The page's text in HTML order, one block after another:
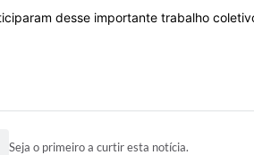
desse importante trabalho
Seja o primeiro a curtir esta notícia.